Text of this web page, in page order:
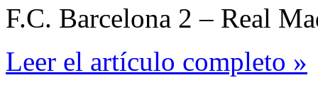
F.C. Barcelona 2 – Real
Leer el artículo completo »